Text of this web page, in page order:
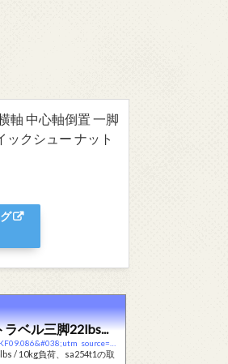
軸 中心軸倒置 一脚
ックシュー ナット
ベル三脚22lbs...
https://www.kentfaith.co.jp/KF09.086?utm_campaign=kansou-review.com&#038;utm_medium=KF09.086&#038;utm_source=Blog
/ 10kg負荷、sa254t1の取